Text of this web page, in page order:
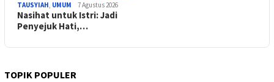
TAUSYIAH, UMUM 7 Agustus 2026
Nasihat untuk Istri: Jadi
Penyejuk Hati,…
TOPIK POPULER